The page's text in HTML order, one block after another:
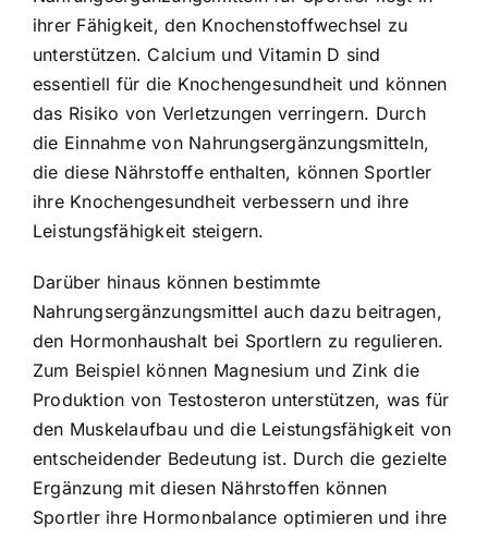
ihrer Fähigkeit, den Knochenstoffwechsel zu
unterstützen. Calcium und Vitamin D sind
essentiell für die Knochengesundheit und können
das Risiko von Verletzungen verringern. Durch
die Einnahme von Nahrungsergänzungsmitteln,
die diese Nährstoffe enthalten, können Sportler
ihre Knochengesundheit verbessern und ihre
Leistungsfähigkeit steigern.
Darüber hinaus können bestimmte
Nahrungsergänzungsmittel auch dazu beitragen,
den Hormonhaushalt bei Sportlern zu regulieren.
Zum Beispiel können Magnesium und Zink die
Produktion von Testosteron unterstützen, was für
den Muskelaufbau und die Leistungsfähigkeit von
entscheidender Bedeutung ist. Durch die gezielte
Ergänzung mit diesen Nährstoffen können
Sportler ihre Hormonbalance optimieren und ihre